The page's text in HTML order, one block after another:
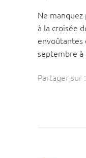
Ne
à la croisée
envoûtantes
septembre à
Partager sur :